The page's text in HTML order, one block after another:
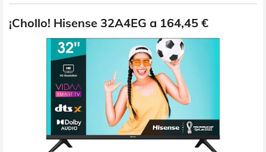
¡Chollo! Hisense 32A4EG a 164,45 €